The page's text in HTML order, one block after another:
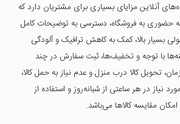
آنلاین مزایای بسیاری برای مشتریان دارد که
حضوری به فروشگاه، دسترسی به توضیحات کامل
بسیار بالا، کمک به کاهش ترافیک و آلودگی
با توجه و تخفیف‌ها، ثبت سفارش در چند
تحویل کالا درب منزل و عدم نیاز به حمل کالا،
نیاز در هر ساعتی از شبانه‌روز و استفاده از
مقایسه کالاها می‌باشد.